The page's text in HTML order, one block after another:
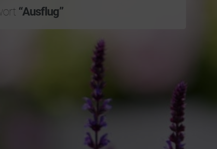
“Ausflug”